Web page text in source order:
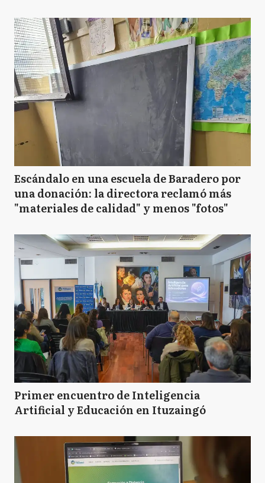
Escándalo en una escuela de Baradero por
una donación: la directora reclamó más
"materiales de calidad" y menos "fotos"
Primer encuentro de Inteligencia
Artificial y Educación en Ituzaingó